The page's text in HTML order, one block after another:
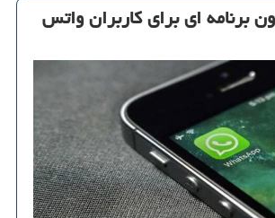
برنامه ای برای كاربران واتس